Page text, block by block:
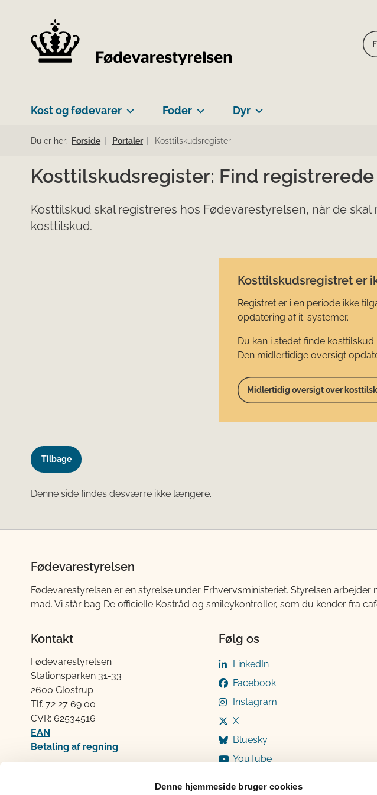
Denne hjemmeside bruger cookies
Kost og fødevarer Foder Dyr
Du er her: Forside Portaler Kosttilskudsregister
Kosttilskudsregister: Find
Kosttilskud skal registreres hos Fødevarestyrelsen, når de
kosttilskud.
Kosttilskudsregistret er
Registret er i en periode ikke
opdatering af it-systemer.
Du kan i stedet finde
Den midlertidige oversigt
Midlertidig oversigt over
Tilbage
Denne side findes desværre ikke længere.
Fødevarestyrelsen
Fødevarestyrelsen er en styrelse under Erhvervsministeriet. Styrelsen
mad. Vi står bag De officielle Kostråd og smileykontroller, som du kender fra
Kontakt
Fødevarestyrelsen
Stationsparken 31-33
2600 Glostrup
Tlf. 72 2​​​7 69 00
CVR: 62534516
EAN
Betaling af regning
Følg os
LinkedIn
Facebook
Instagram
X
Bluesky
YouTube